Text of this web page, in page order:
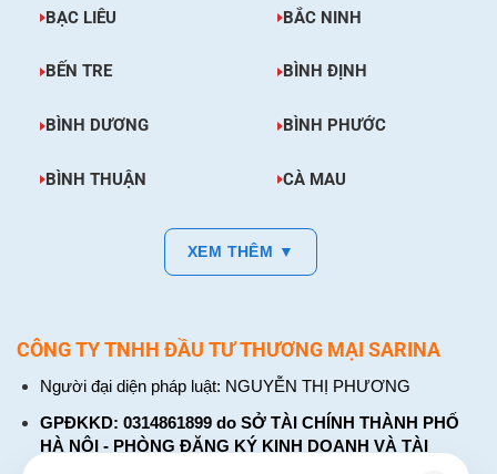
BẠC LIÊU BẮC NINH
BẾN TRE BÌNH ĐỊNH
BÌNH DƯƠNG BÌNH PHƯỚC
BÌNH THUẬN CÀ MAU
XEM THÊM ▼
CÔNG TY TNHH ĐẦU TƯ THƯƠNG MẠI SARINA
Người đại diện pháp luật: NGUYỄN THỊ PHƯƠNG
GPĐKKD: 0314861899 do SỞ TÀI CHÍNH THÀNH PHỐ
HÀ NỘI - PHÒNG ĐĂNG KÝ KINH DOANH VÀ TÀI
CHÍNH DOANH NGHIỆP cấp. Đăng ký lần đầu: ngày 26